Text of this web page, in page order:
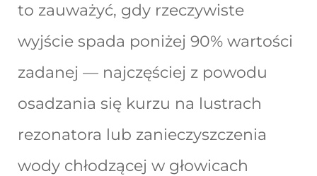
to zauważyć, gdy rzeczywiste
wyjście spada poniżej 90% wartości
zadanej — najczęściej z powodu
osadzania się kurzu na lustrach
rezonatora lub zanieczyszczenia
wody chłodzącej w głowicach